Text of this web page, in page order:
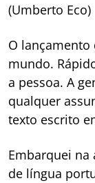
(Umberto Eco)
O lançamento
mundo.
a pessoa. A
qualquer
texto escrito
Embarquei na
de língua